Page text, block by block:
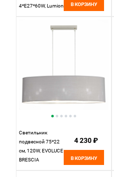
4*E27*60W, Lumion
В КОРЗИНУ
Светильник
подвесной 75*22
см, 120W, EVOLUCE
BRESCIA
4 230 ₽
В КОРЗИНУ